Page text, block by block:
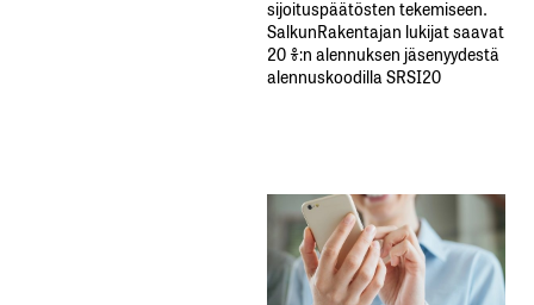
sijoituspäätösten tekemiseen.
SalkunRakentajan lukijat saavat
20 %:n alennuksen jäsenyydestä
alennuskoodilla SRSI20